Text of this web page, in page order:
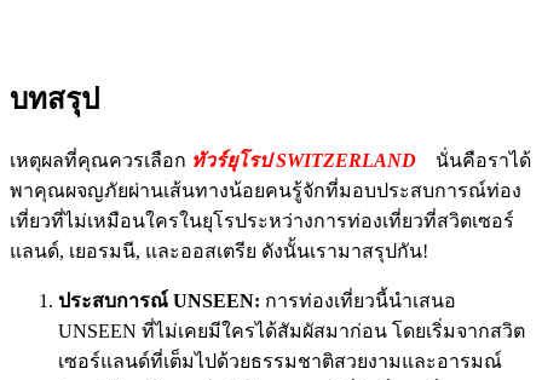
บทสรุป
เหตุผลที่คุณควรเลือก ทัวร์ยุโรป SWITZERLAND
นั่นคือราได้
พาคุณผจญภัยผ่านเส้นทางน้อยคนรู้จักที่มอบประสบการณ์ท่อง
เที่ยวที่ไม่เหมือนใครในยุโรประหว่างการท่องเที่ยวที่สวิตเซอร์
แลนด์, เยอรมนี, และออสเตรีย ดังนั้นเรามาสรุปกัน!
ประสบการณ์ UNSEEN: การท่องเที่ยวนี้นำเสนอ
UNSEEN ที่ไม่เคยมีใครได้สัมผัสมาก่อน โดยเริ่มจากสวิต
เซอร์แลนด์ที่เต็มไปด้วยธรรมชาติสวยงามและอารมณ์